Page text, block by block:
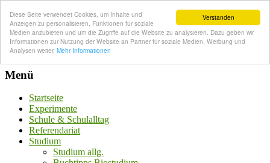
Verstanden
Diese Seite verwendet Cookies, um Inhalte und
Anzeigen zu personalisieren, Funktionen für soziale
Medien anzubieten und um die Zugriffe auf die Website zu analysieren. Dazu geben wir
Informationen zur Nutzung der Website an Partner für soziale Medien, Werbung und
Analysen weiter. Mehr Informationen
Menü
Startseite
Experimente
Schule & Schulalltag
Referendariat
Studium
Studium allg.